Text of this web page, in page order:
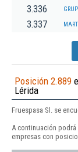
3.336
3.337
Posición 2.889
Lérida
Fruespasa Sl. se
A continuación
empresas con